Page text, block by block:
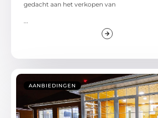
gedacht aan het verkopen van
AANBIEDINGEN